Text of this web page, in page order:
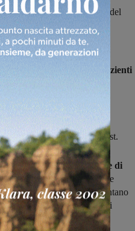
entrerà a far parte del
USL Toscana Centro
una nuova fugura
dei percorsi dei pazienti
che a partire da lunedì 2
Oncologico
dalla dottoressa Luisa
un progetto di integrazione
nell’area fiorentina sud-est.
mesi, tra l’associazione di
che va nella stessa direzione
e ministeriali che puntano
nuovi criteri e modalità di